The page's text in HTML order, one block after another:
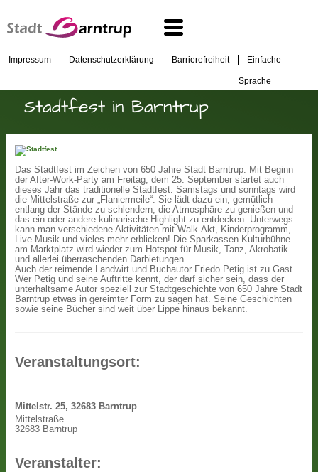
Impressum Datenschutzerklärung Barrierefreiheit Einfache
Sprache
Stadtfest in Barntrup
Das Stadtfest im Zeichen von 650 Jahre Stadt Barntrup. Mit Beginn
der After-Work-Party am Freitag, dem 25. September startet auch
dieses Jahr das traditionelle Stadtfest. Samstags und sonntags wird
die Mittelstraße zur „Flaniermeile“. Sie lädt dazu ein, gemütlich
entlang der Stände zu schlendern, die Atmosphäre zu genießen und
das ein oder andere kulinarische Highlight zu entdecken. Unterwegs
kann man verschiedene Aktivitäten mit Walk-Akt, Kinderprogramm,
Live-Musik und vieles mehr erblicken! Die Sparkassen Kulturbühne
am Marktplatz wird wieder zum Hotspot für Musik, Tanz, Akrobatik
und allerlei überraschenden Darbietungen.
Auch der reimende Landwirt und Buchautor Friedo Petig ist zu Gast.
Wer Petig und seine Auftritte kennt, der darf sicher sein, dass der
unterhaltsame Autor speziell zur Stadtgeschichte von 650 Jahre Stadt
Barntrup etwas in gereimter Form zu sagen hat. Seine Geschichten
sowie seine Bücher sind weit über Lippe hinaus bekannt.
Veranstaltungsort:
Mittelstr. 25, 32683 Barntrup
Mittelstraße
32683 Barntrup
Veranstalter: